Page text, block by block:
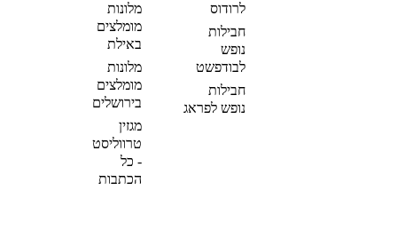
לרודוס
חבילות
נופש
לבודפשט
חבילות
נופש לפראג
מלונות
מומלצים
באילת
מלונות
מומלצים
בירושלים
מגזין
טרווליסט
- כל
הכתבות